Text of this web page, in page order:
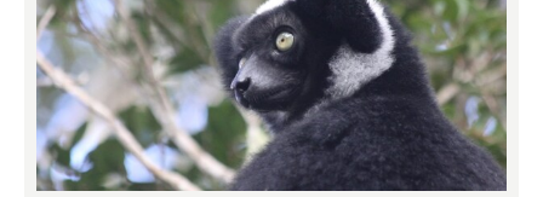
Il lemure “cantante” del Madagascar è a
rischio estinzione: un progetto per salvarlo